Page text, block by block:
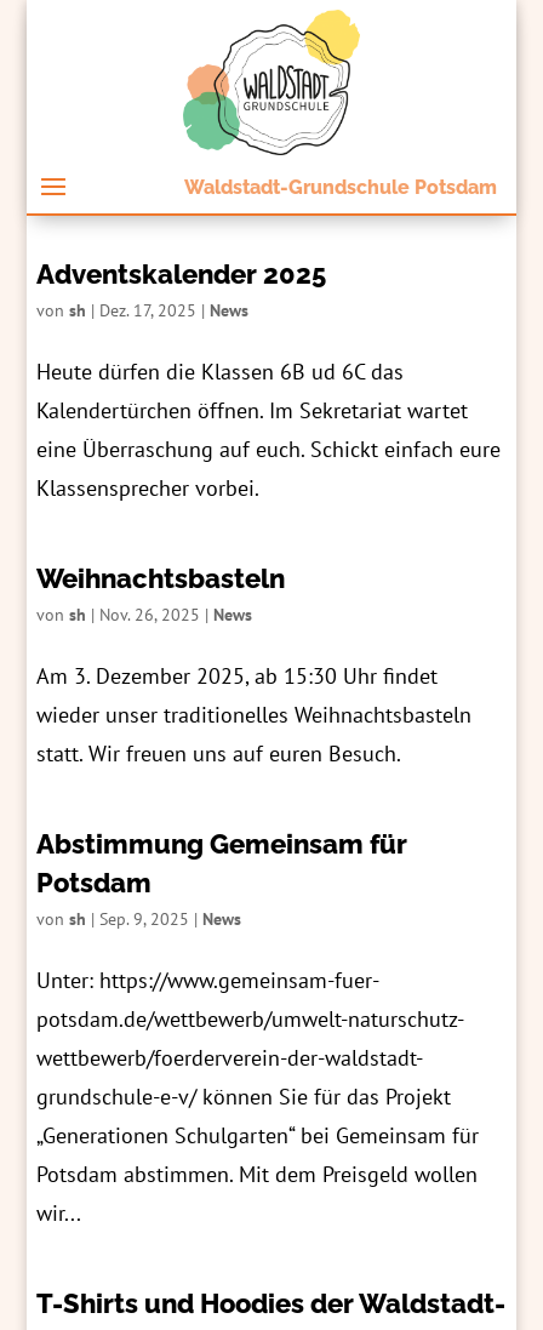
Waldstadt-Grundschule Potsdam
Adventskalender 2025
vonsh | Dez. 17, 2025 |News
Heute dürfen die Klassen 6B ud 6C das
Kalendertürchen öffnen. Im Sekretariat wartet
eine Überraschung auf euch. Schickt einfach eure
Klassensprecher vorbei.
Weihnachtsbasteln
vonsh | Nov. 26, 2025 |News
Am 3. Dezember 2025, ab 15:30 Uhr findet
wieder unser traditionelles Weihnachtsbasteln
statt. Wir freuen uns auf euren Besuch.
Abstimmung Gemeinsam für
Potsdam
vonsh |Sep. 9, 2025 |News
Unter: https://www.gemeinsam-fuer-
potsdam.de/wettbewerb/umwelt-naturschutz-
wettbewerb/foerderverein-der-waldstadt-
grundschule-e-v/ können Sie für das Projekt
„Generationen Schulgarten“ bei Gemeinsam für
Potsdam abstimmen. Mit dem Preisgeld wollen
wir...
T-Shirts und Hoodies der Waldstadt-